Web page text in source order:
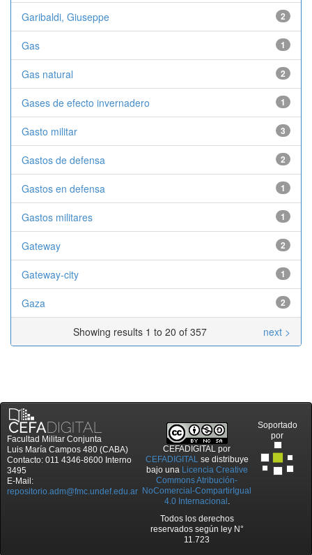
Garibaldi, Giuseppe 2
Gas 1
Gas natural 2
Gases de efecto invernadero 1
Gasto militar 3
Gastos de defensa 2
Gastos en defensa 1
Gastos militares 1
Gateway 2
Gateway-city 1
Gaza 2
Showing results 1 to 20 of 357 next >
Facultad Militar Conjunta
Luis María Campos 480 (CABA)
Contacto: 011 4346-8600 Interno
3495
E-Mail:
repositorio.adm@fmc.undef.edu.ar
CEFADIGITAL por
CEFADIGITALse distribuye
bajo una Licencia Creative
Commons Atribución-
NoComercial-CompartirIgual
4.0 Internacional .
Todos los derechos
reservados según ley N°
11.723
Soportado
por